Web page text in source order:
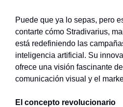
Puede que ya lo sepas, pero
contarte cómo Stradivarius,
está redefiniendo las
inteligencia artificial. Su
ofrece una visión fascinante
comunicación visual y el
El concepto revolucionario